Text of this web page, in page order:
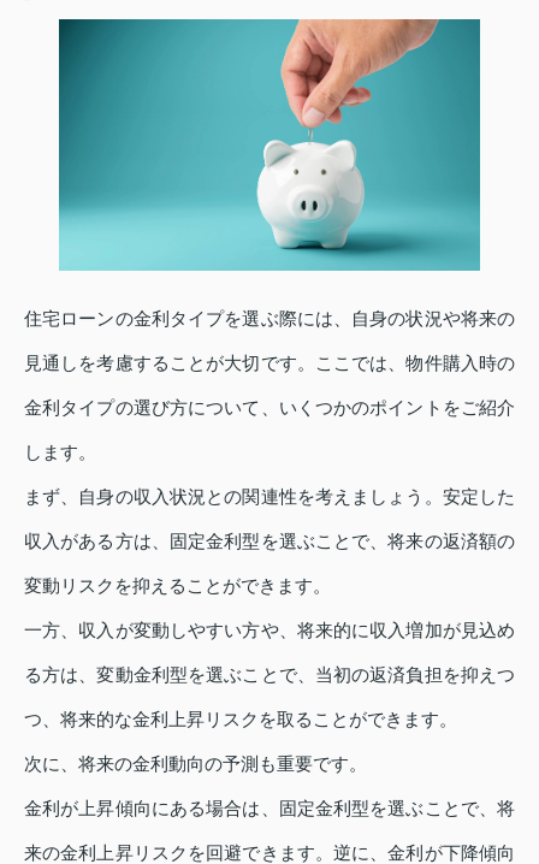
住宅ローンの金利タイプを選ぶ際には、自身の状況や将来の
見通しを考慮することが大切です。ここでは、物件購入時の
金利タイプの選び方について、いくつかのポイントをご紹介
します。
まず、自身の収入状況との関連性を考えましょう。安定した
収入がある方は、固定金利型を選ぶことで、将来の返済額の
変動リスクを抑えることができます。
一方、収入が変動しやすい方や、将来的に収入増加が見込め
る方は、変動金利型を選ぶことで、当初の返済負担を抑えつ
つ、将来的な金利上昇リスクを取ることができます。
次に、将来の金利動向の予測も重要です。
金利が上昇傾向にある場合は、固定金利型を選ぶことで、将
来の金利上昇リスクを回避できます。逆に、金利が下降傾向